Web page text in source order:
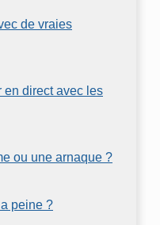
de vraies
en direct avec les
ou une arnaque ?
peine ?